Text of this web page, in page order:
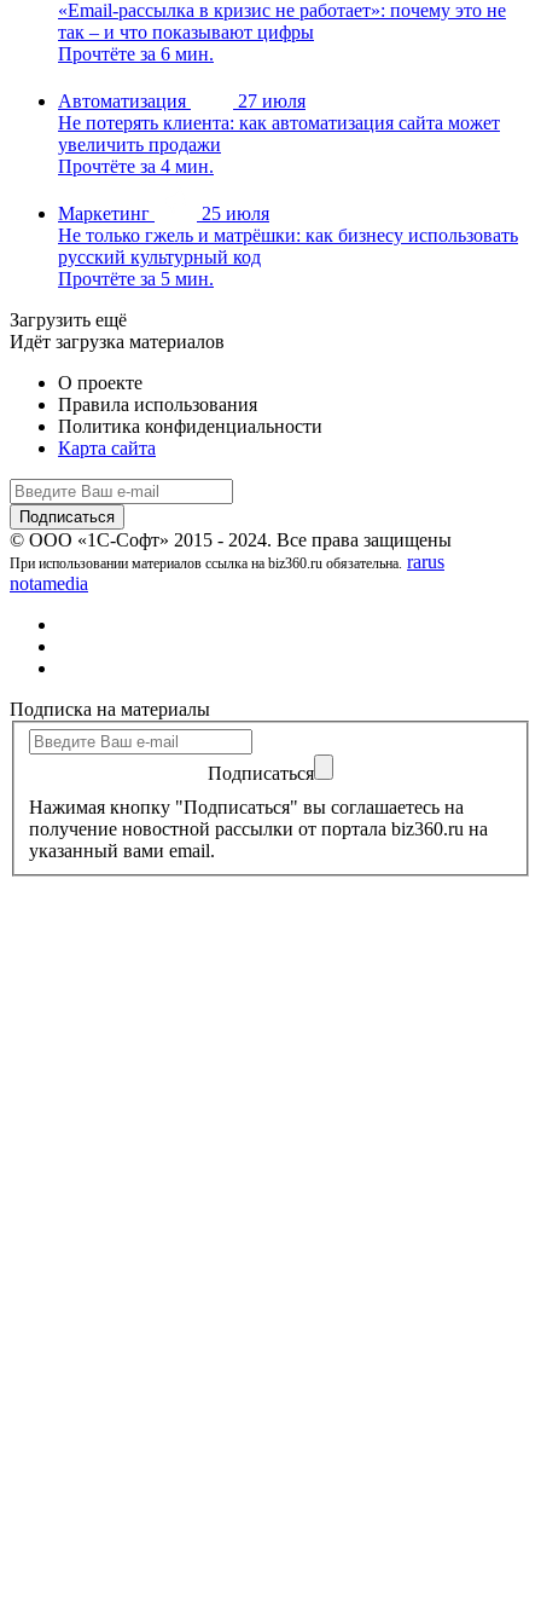
«Email-рассылка в кризис не работает»: почему это не
так – и что показывают цифры
Прочтёте за 6 мин.
Автоматизация
27 июля
Не потерять клиента: как автоматизация сайта может
увеличить продажи
Прочтёте за 4 мин.
Маркетинг
25 июля
Не только гжель и матрёшки: как бизнесу использовать
русский культурный код
Прочтёте за 5 мин.
Загрузить ещё
Идёт загрузка материалов
О проекте
Правила использования
Политика конфиденциальности
Карта сайта
© ООО «1С-Софт» 2015 - 2024. Все права защищены
При использовании материалов ссылка на biz360.ru обязательна. rarus
notamedia
Подписка на материалы
Подписаться
Нажимая кнопку "Подписаться" вы соглашаетесь на
получение новостной рассылки от портала biz360.ru на
указанный вами email.